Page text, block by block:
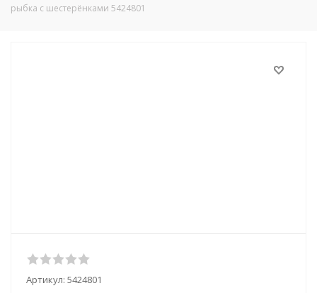
рыбка с шестерёнками 5424801
Артикул: 5424801